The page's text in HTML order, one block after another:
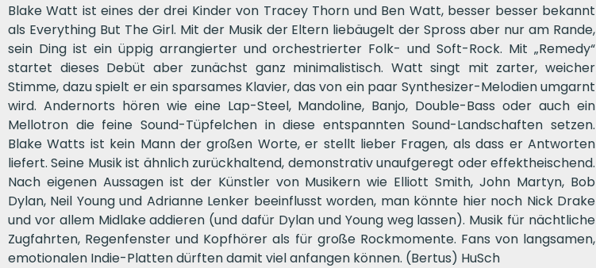
Blake Watt ist eines der drei Kinder von Tracey Thorn und Ben Watt, besser besser bekannt
als Everything But The Girl. Mit der Musik der Eltern liebäugelt der Spross aber nur am Rande,
sein Ding ist ein üppig arrangierter und orchestrierter Folk- und Soft-Rock. Mit „Remedy“
startet dieses Debüt aber zunächst ganz minimalistisch. Watt singt mit zarter, weicher
Stimme, dazu spielt er ein sparsames Klavier, das von ein paar Synthesizer-Melodien umgarnt
wird. Andernorts hören wie eine Lap-Steel, Mandoline, Banjo, Double-Bass oder auch ein
Mellotron die feine Sound-Tüpfelchen in diese entspannten Sound-Landschaften setzen.
Blake Watts ist kein Mann der großen Worte, er stellt lieber Fragen, als dass er Antworten
liefert. Seine Musik ist ähnlich zurückhaltend, demonstrativ unaufgeregt oder effektheischend.
Nach eigenen Aussagen ist der Künstler von Musikern wie Elliott Smith, John Martyn, Bob
Dylan, Neil Young und Adrianne Lenker beeinflusst worden, man könnte hier noch Nick Drake
und vor allem Midlake addieren (und dafür Dylan und Young weg lassen). Musik für nächtliche
Zugfahrten, Regenfenster und Kopfhörer als für große Rockmomente. Fans von langsamen,
emotionalen Indie-Platten dürften damit viel anfangen können. (Bertus) HuSch